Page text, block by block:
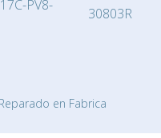
PV8-
30803R
en Fabrica